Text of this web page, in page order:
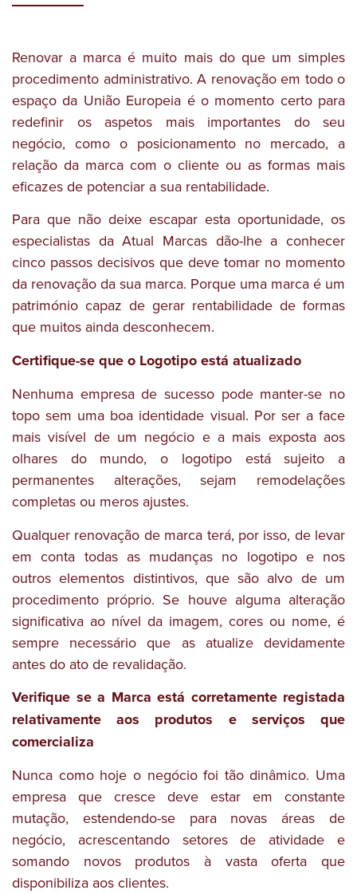
Renovar a marca é muito mais do que um simples
procedimento administrativo. A renovação em todo o
espaço da União Europeia é o momento certo para
redefinir os aspetos mais importantes do seu
negócio, como o posicionamento no mercado, a
relação da marca com o cliente ou as formas mais
eficazes de potenciar a sua rentabilidade.
Para que não deixe escapar esta oportunidade, os
especialistas da Atual Marcas dão-lhe a conhecer
cinco passos decisivos que deve tomar no momento
da renovação da sua marca. Porque uma marca é um
património capaz de gerar rentabilidade de formas
que muitos ainda desconhecem.
Certifique-se que o Logotipo está atualizado
Nenhuma empresa de sucesso pode manter-se no
topo sem uma boa identidade visual. Por ser a face
mais visível de um negócio e a mais exposta aos
olhares do mundo, o logotipo está sujeito a
permanentes alterações, sejam remodelações
completas ou meros ajustes.
Qualquer renovação de marca terá, por isso, de levar
em conta todas as mudanças no logotipo e nos
outros elementos distintivos, que são alvo de um
procedimento próprio. Se houve alguma alteração
significativa ao nível da imagem, cores ou nome, é
sempre necessário que as atualize devidamente
antes do ato de revalidação.
Verifique se a Marca está corretamente registada
relativamente aos produtos e serviços que
comercializa
Nunca como hoje o negócio foi tão dinâmico. Uma
empresa que cresce deve estar em constante
mutação, estendendo-se para novas áreas de
negócio, acrescentando setores de atividade e
somando novos produtos à vasta oferta que
disponibiliza aos clientes.